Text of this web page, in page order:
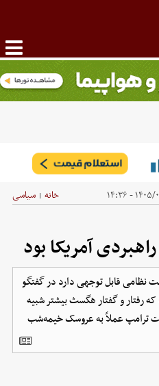
۲۰ - ۱۴:۳۶ خانه | سیاسی
آمریکا بود
نظامی قابل توجهی دارد در گفتگو
رفتار و گفتار هگسث بیشتر شبیه
ترامپ عملاً به عروسک خیمه‌شب